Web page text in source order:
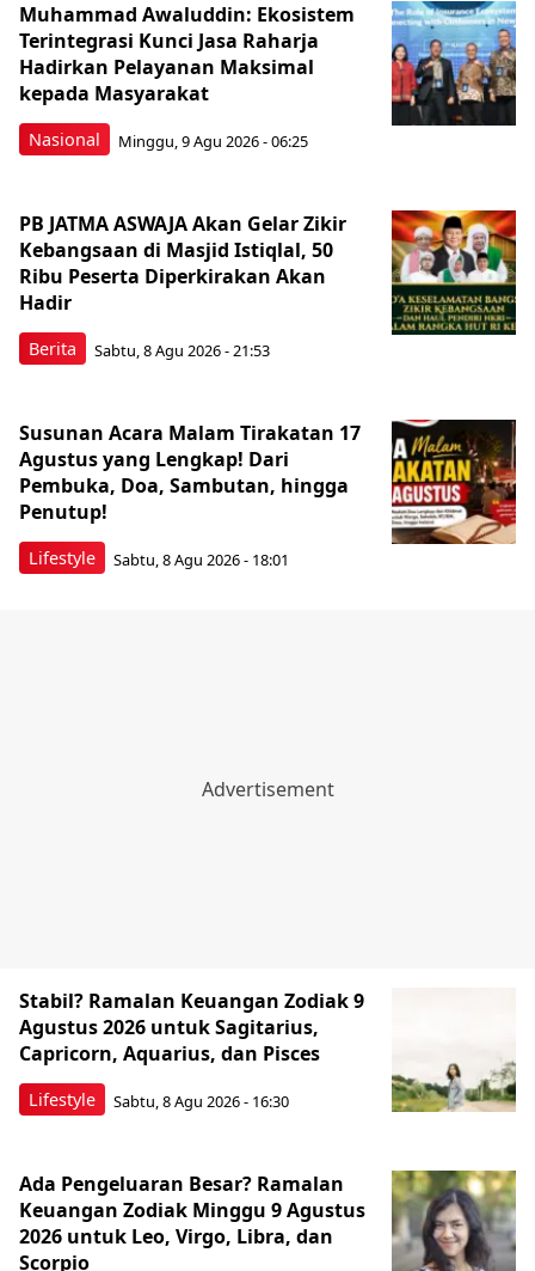
Nasional
Muhammad Awaluddin: Ekosistem
Terintegrasi Kunci Jasa Raharja
Hadirkan Pelayanan Maksimal
kepada Masyarakat
Minggu, 9 Agu 2026 - 06:25
Berita
PB JATMA ASWAJA Akan Gelar Zikir
Kebangsaan di Masjid Istiqlal, 50
Ribu Peserta Diperkirakan Akan
Hadir
Sabtu, 8 Agu 2026 - 21:53
Lifestyle
Susunan Acara Malam Tirakatan 17
Agustus yang Lengkap! Dari
Pembuka, Doa, Sambutan, hingga
Penutup!
Sabtu, 8 Agu 2026 - 18:01
Lifestyle
Stabil? Ramalan Keuangan Zodiak 9
Agustus 2026 untuk Sagitarius,
Capricorn, Aquarius, dan Pisces
Sabtu, 8 Agu 2026 - 16:30
Ada Pengeluaran Besar? Ramalan
Keuangan Zodiak Minggu 9 Agustus
2026 untuk Leo, Virgo, Libra, dan
Scorpio